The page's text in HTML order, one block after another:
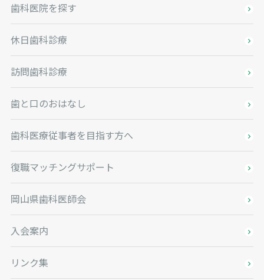
歯科医院を探す
休日歯科診療
訪問歯科診療
歯と口のおはなし
歯科医療従事者を目指す方へ
復職マッチングサポート
岡山県歯科医師会
入会案内
リンク集